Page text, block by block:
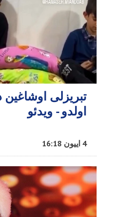
تبریزلی
اولدو - ویدئو
4 اییون 16:18